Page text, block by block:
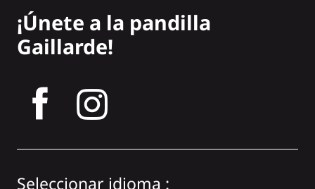
¡Únete a la pandilla
Gaillarde!
Seleccionar idioma :